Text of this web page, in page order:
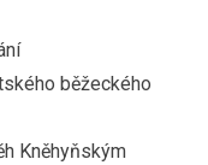
běžeckého
Kněhyňským